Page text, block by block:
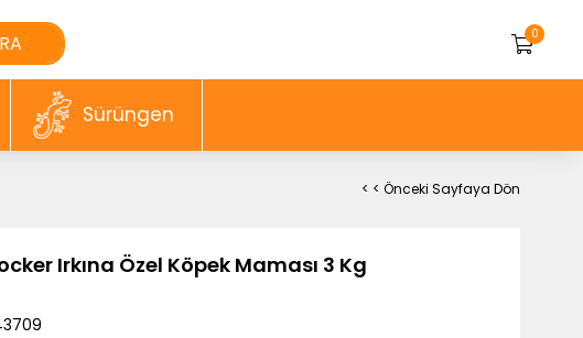
0
Sürüngen
< < Önceki Sayfaya Dön
Irkına Özel Köpek Maması 3 Kg